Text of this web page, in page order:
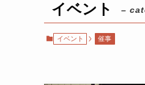
イベント –
イベント 催事